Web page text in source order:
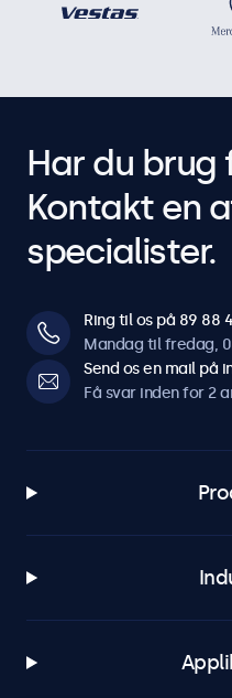
Har du
Kontakt en
specialister.
Ring til os på 89 88
Mandag til fredag,
Send os en mail på
Få svar inden for 2